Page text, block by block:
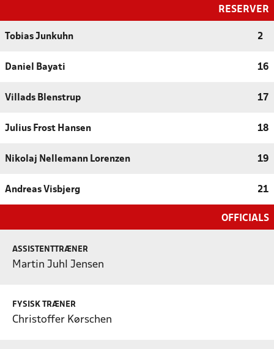
RESERVER
Tobias Junkuhn 2
Daniel Bayati 16
Villads Blenstrup 17
Julius Frost Hansen 18
Nikolaj Nellemann Lorenzen 19
Andreas Visbjerg 21
OFFICIALS
ASSISTENTTRÆNER
Martin Juhl Jensen
FYSISK TRÆNER
Christoffer Kørschen